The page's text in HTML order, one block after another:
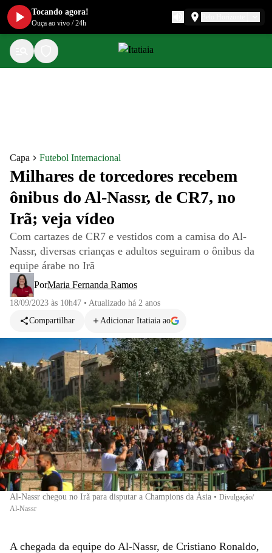
Capa Futebol Internacional
Milhares de torcedores recebem
ônibus do Al-Nassr, de CR7, no
Irã; veja vídeo
Com cartazes de CR7 e vestidos com a camisa do Al-
Nassr, diversas crianças e adultos seguiram o ônibus da
equipe árabe no Irã
PorMaria Fernanda Ramos
18/09/2023 às 10h47 • Atualizado há 2 anos
Compartilhar
Adicionar Itatiaia ao
Al-Nassr chegou no Irã para disputar a Champions da Ásia • Divulgação/
Al-Nassr
A chegada da equipe do Al-Nassr, de Cristiano Ronaldo,
Tocando agora!
Ouça ao vivo /24h